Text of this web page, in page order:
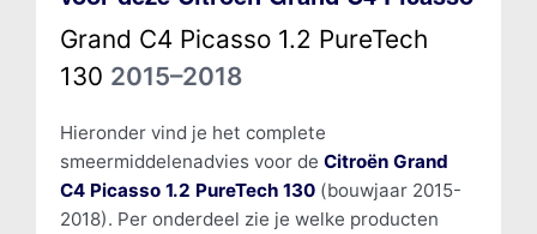
Grand C4 Picasso 1.2 PureTech
130 2015–2018
Hieronder vind je het complete
smeermiddelenadvies voor de Citroën Grand
C4 Picasso 1.2 PureTech 130(bouwjaar 2015-
2018). Per onderdeel zie je welke producten